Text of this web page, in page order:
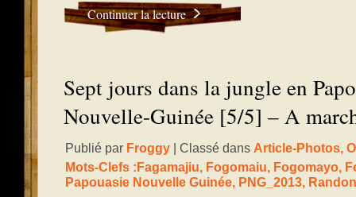
Continuer la lecture
Sept jours dans la jungle en
Nouvelle-Guinée [5/5] – A
Publié par Froggy | Classé dans Article-Photos,
Mots-Clefs :Fagamajiu, Fogomaiu, Fogomayo,
Papouasie Nouvelle Guinée, PNG_2013,